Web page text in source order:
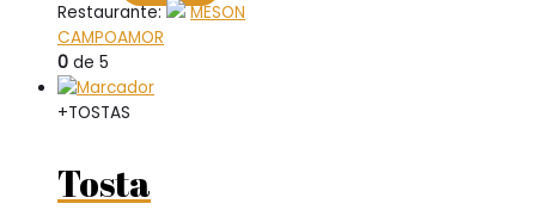
Restaurante:
MESON
CAMPOAMOR
0 de 5
+TOSTAS
Tosta